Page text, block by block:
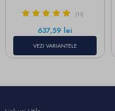
(11)
Pret
637,59 lei
VEZI VARIANTELE